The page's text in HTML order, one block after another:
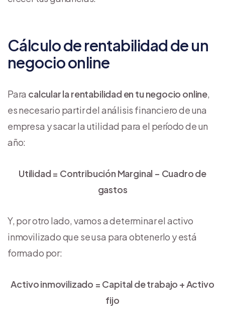
Cálculo de rentabilidad de un
negocio online
Para calcular la rentabilidad en tu negocio online,
es necesario partir del análisis financiero de una
empresa y sacar la utilidad para el período de un
año:
Utilidad = Contribución Marginal − Cuadro de
gastos
Y, por otro lado, vamos a determinar el activo
inmovilizado que se usa para obtenerlo y está
formado por:
Activo inmovilizado = Capital de trabajo + Activo
fijo